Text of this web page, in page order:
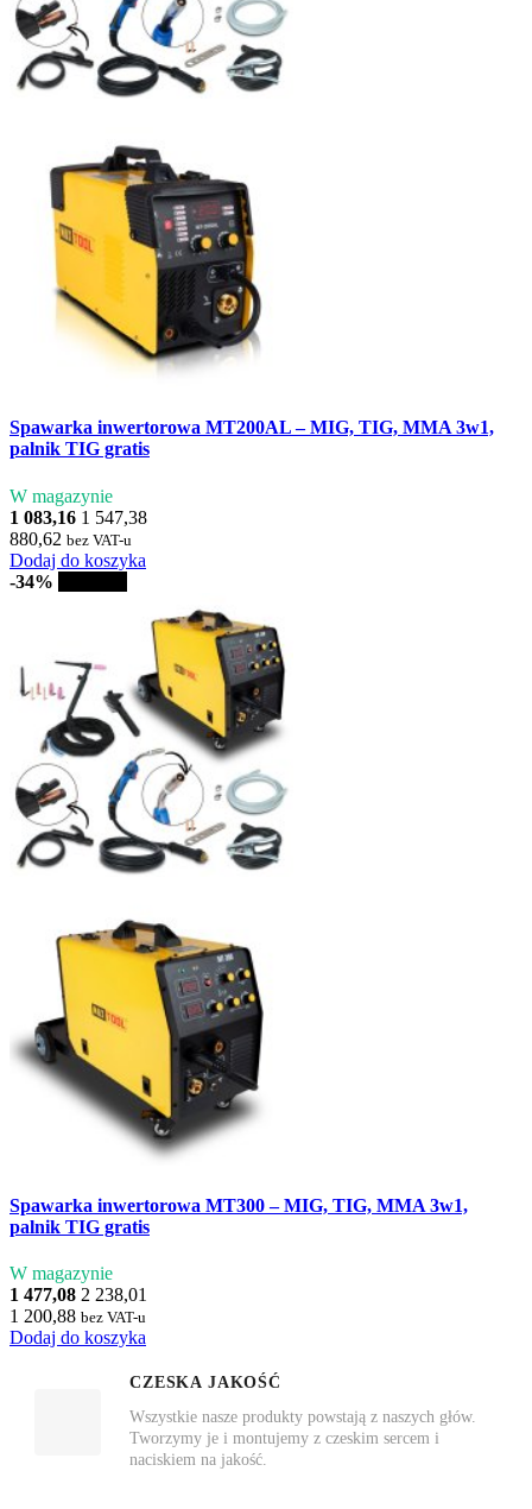
Spawarka inwertorowa MT200AL – MIG, TIG, MMA 3w1,
palnik TIG gratis
W magazynie
1 083,16 1 547,38
880,62 bez VAT-u
Dodaj do koszyka
-34%
Spawarka inwertorowa MT300 – MIG, TIG, MMA 3w1,
palnik TIG gratis
W magazynie
1 477,08 2 238,01
1 200,88 bez VAT-u
Dodaj do koszyka
CZESKA JAKOŚĆ
Wszystkie nasze produkty powstają z naszych głów.
Tworzymy je i montujemy z czeskim sercem i
naciskiem na jakość.